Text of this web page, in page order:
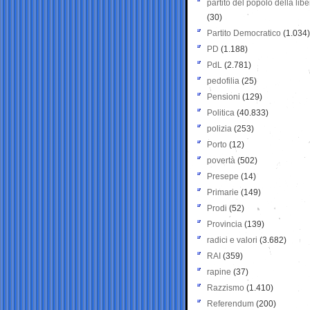
partito del popolo della
(30)
Partito Democratico (1.034)
PD (1.188)
PdL (2.781)
pedofilia (25)
Pensioni (129)
Politica (40.833)
polizia (253)
Porto (12)
povertà (502)
Presepe (14)
Primarie (149)
Prodi (52)
Provincia (139)
radici e valori (3.682)
RAI (359)
rapine (37)
Razzismo (1.410)
Referendum (200)